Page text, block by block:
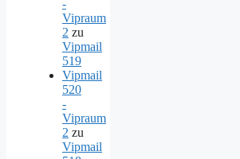
-
Vipraum
2 zu
Vipmail
519
Vipmail
520
-
Vipraum
2 zu
Vipmail